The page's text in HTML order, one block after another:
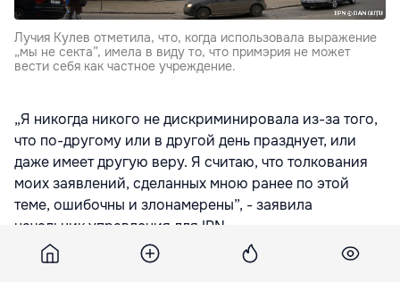
Лучия Кулев отметила, что, когда использовала выражение
„мы не секта”, имела в виду то, что примэрия не может
вести себя как частное учреждение.
„Я никогда никого не дискриминировала из-за того,
что по-другому или в другой день празднует, или
даже имеет другую веру. Я считаю, что толкования
моих заявлений, сделанных мною ранее по этой
теме, ошибочны и злонамерены”, - заявила
начальник управления для IPN.
„Я имела в виду, что примэрия не может иметь